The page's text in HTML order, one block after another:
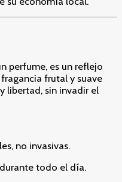
perfume, es un reflejo
frutal y suave
libertad, sin invadir el
no invasivas.
todo el día.